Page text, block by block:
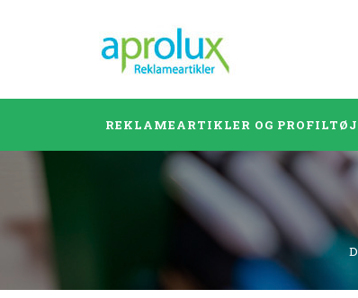
REKLAMEARTIKLER OG PROFILTØJ